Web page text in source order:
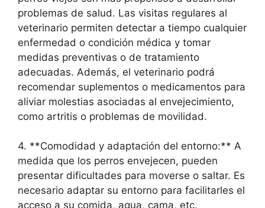
problemas de salud. Las visitas regulares al
veterinario permiten detectar a tiempo cualquier
enfermedad o condición médica y tomar
medidas preventivas o de tratamiento
adecuadas. Además, el veterinario podrá
recomendar suplementos o medicamentos para
aliviar molestias asociadas al envejecimiento,
como artritis o problemas de movilidad.
4. **Comodidad y adaptación del entorno:** A
medida que los perros envejecen, pueden
presentar dificultades para moverse o saltar. Es
necesario adaptar su entorno para facilitarles el
acceso a su comida, agua, cama, etc.